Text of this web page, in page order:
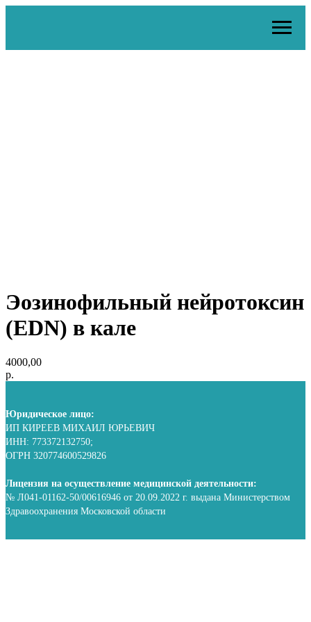
Эозинофильный нейротоксин
(EDN) в кале
4000,00
р.
Юридическое лицо:
ИП КИРЕЕВ МИХАИЛ ЮРЬЕВИЧ
ИНН: 773372132750;
ОГРН 320774600529826
Лицензия на осуществление медицинской деятельности:
№ Л041-01162-50/00616946 от 20.09.2022 г. выдана Министерством
Здравоохранения Московской области